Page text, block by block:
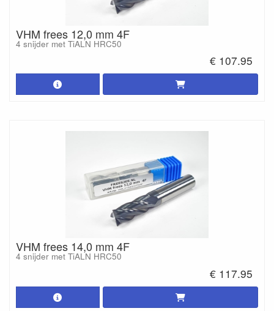
VHM frees 12,0 mm 4F
4 snijder met TiALN HRC50
€ 107.95
VHM frees 14,0 mm 4F
4 snijder met TiALN HRC50
€ 117.95